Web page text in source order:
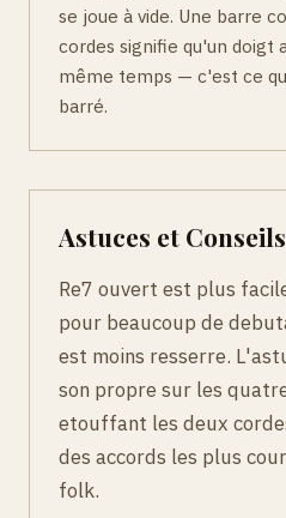
se joue à vide. Une barre
cordes signifie qu'un doigt
même temps — c'est ce
barré.
Astuces et Conseils
Re7 ouvert est plus
pour beaucoup de
est moins resserre.
son propre sur les
etouffant les deux
des accords les plus
folk.